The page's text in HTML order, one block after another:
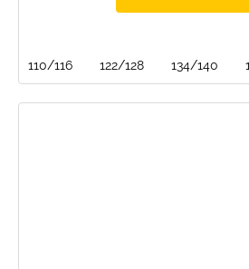
110/116 122/128 134/140